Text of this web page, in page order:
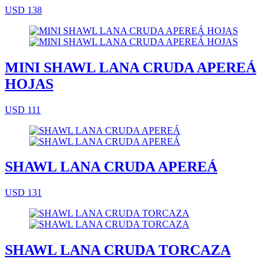
USD 138
MINI SHAWL LANA CRUDA APEREÁ
HOJAS
USD 111
SHAWL LANA CRUDA APEREÁ
USD 131
SHAWL LANA CRUDA TORCAZA